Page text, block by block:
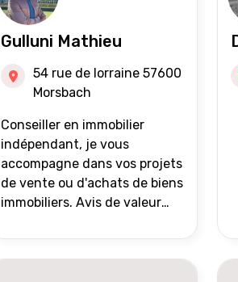
Gulluni Mathieu
54 rue de lorraine 57600
Morsbach
Conseiller en immobilier
indépendant, je vous
accompagne dans vos projets
de vente ou d'achats de biens
immobiliers. Avis de valeur
suivi personnalisés Mise en
avant du bien grâce à des